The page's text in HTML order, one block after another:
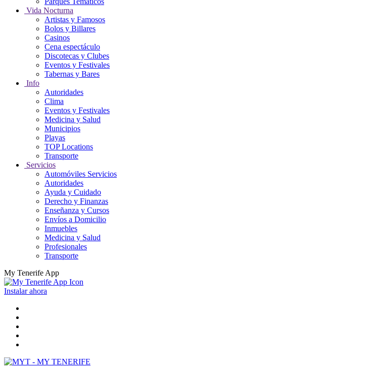
Vida Nocturna
Artistas y Famosos
Bolos y Billares
Casinos
Cena espectáculo
Discotecas y Clubes
Eventos y Festivales
Tabernas y Bares
Info
Autoridades
Clima
Eventos y Festivales
Medicina y Salud
Municipios
Playas
TOP Locations
Transporte
Servicios
Automóviles Servicios
Autoridades
Ayuda y Cuidado
Derecho y Finanzas
Enseñanza y Cursos
Envíos a Domicilio
Inmuebles
Medicina y Salud
Profesionales
Transporte
My Tenerife App
Instalar ahora